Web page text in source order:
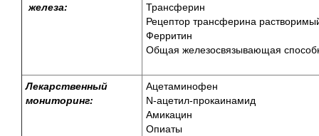
железа:
Трансферин
Рецептор трансферина
Ферритин
Общая железосвязывающая
Лекарственный
мониторинг:
Ацетаминофен
N-ацетил-прокаинамид
Амикацин
Опиаты